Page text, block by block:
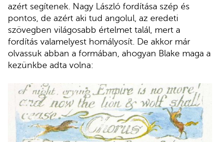
azért segítenek. Nagy László fordítása szép és
pontos, de azért aki tud angolul, az eredeti
szövegben világosabb értelmet talál, mert a
fordítás valamelyest homályosít. De akkor már
olvassuk abban a formában, ahogyan Blake maga a
kezünkbe adta volna: